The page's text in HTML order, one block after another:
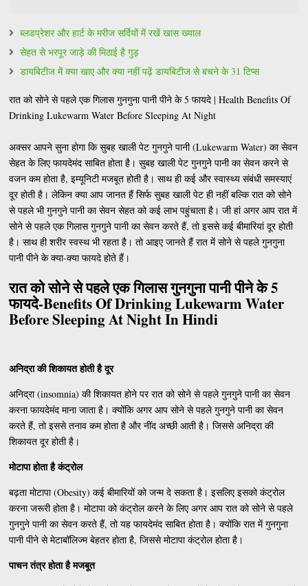
ब्लडप्रेशर और हार्ट के मरीज सर्दियों में रखें खास ख्याल
सेहत से भरपूर जाड़े की मिठाई है गुड़
डायबिटीज में क्या खाए और क्या नहीं पढ़ें डायबिटीज से बचने के 31 टिप्स
रात को सोने से पहले एक गिलास गुनगुना पानी पीने के 5 फायदे | Health Benefits Of
Drinking Lukewarm Water Before Sleeping At Night
अक्सर आपने सुना होगा कि सुबह खाली पेट गुनगुने पानी (Lukewarm Water) का सेवन
सेहत के लिए फायदेमंद साबित होता है। सुबह खाली पेट गुनगुने पानी का सेवन करने से
वजन कम होता है, इम्यूनिटी मजबूत होती है। साथ ही कई और स्वास्थ्य संबंधी समस्याएं
दूर होती है। लेकिन क्या आप जानत हैं सिर्फ सुबह खाली पेट ही नहीं बल्कि रात को सोने
से पहले भी गुनगुने पानी का सेवन सेहत को कई लाभ पहुंचाता है। जी हां अगर आप रात में
सोने से पहले एक गिलास गुनगुने पानी का सेवन करते हैं, तो इससे कई बीमारियां दूर होती
है। साथ ही शरीर स्वस्थ भी रहता है। तो आइए जानते हैं रात में सोने से पहले गुनगुना
पानी पीने के क्या-क्या फायदे होते हैं।
रात को सोने से पहले एक गिलास गुनगुना पानी पीने के 5
फायदे-Benefits Of Drinking Lukewarm Water
Before Sleeping At Night In Hindi
अनिद्रा की शिकायत होती है दूर
अनिद्रा (insomnia) की शिकायत होने पर रात को सोने से पहले गुनगुने पानी का सेवन
करना फायदेमंद माना जाता है। क्योंकि अगर आप सोने से पहले गुनगुने पानी का सेवन
करते हैं, तो इससे तनाव कम होता है और नींद अच्छी आती है। जिससे अनिद्रा की
शिकायत दूर होती है।
मोटापा होता है कंट्रोल
बढ़ता मोटापा (Obesity) कई बीमारियों को जन्म दे सकता है। इसलिए इसको कंट्रोल
करना जरूरी होता है। मोटापा को कंट्रोल करने के लिए अगर आप रात को सोने से पहले
गुनगुने पानी का सेवन करते हैं, तो यह फायदेमंद साबित होता है। क्योंकि रात में गुनगुना
पानी पीने से मेटाबॉलिज्म बेहतर होता है, जिससे मोटापा कंट्रोल होता है।
पाचन तंत्र होता है मजबूत